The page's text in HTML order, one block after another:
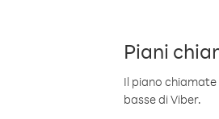
Piani
Il piano
basse di Viber.